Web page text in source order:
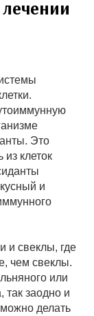
Это
клеток
и
и свеклы, где
чем свеклы.
или
так заодно и
делать